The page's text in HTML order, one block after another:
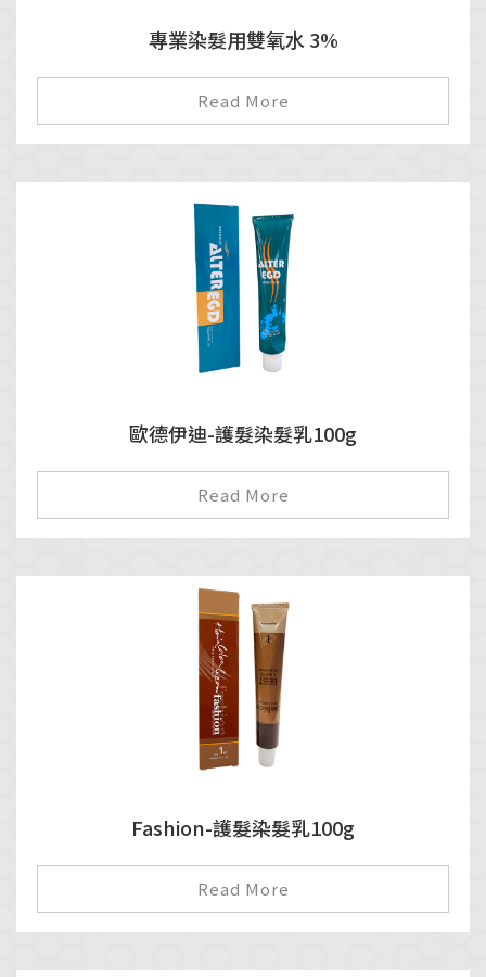
專業染髮用雙氧水 3%
Read More
歐德伊迪-護髮染髮乳100g
Read More
Fashion-護髮染髮乳100g
Read More